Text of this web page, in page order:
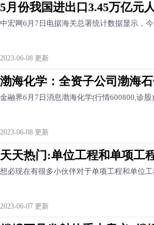
5月份我国进出口3.45万亿元
中宏网6月7日电据海关总署统计数据显示，
2023-06-08 更新
渤海化学：全资子公司渤海
金融界6月7日消息渤海化学(行情600800,诊
2023-06-08 更新
天天热门:单位工程和单项工
想必现在有很多小伙伴对于单项工程和单位
2023-06-07 更新